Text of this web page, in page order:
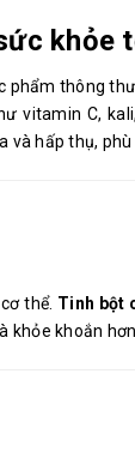
khỏe
phẩm thông
vitamin C,
hấp thụ,
thể. Tinh bột
khỏe khoắn hơn.